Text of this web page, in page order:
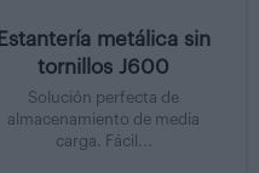
Estantería metálica sin
tornillos J600
Solución perfecta de
almacenamiento de media
carga. Fácil...